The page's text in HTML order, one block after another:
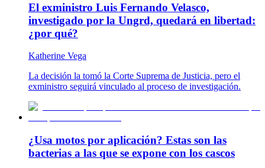
El exministro Luis Fernando Velasco,
investigado por la Ungrd, quedará en libertad:
¿por qué?
Katherine Vega
La decisión la tomó la Corte Suprema de Justicia, pero el
exministro seguirá vinculado al proceso de investigación.
¿Usa motos por aplicación? Estas son las
bacterias a las que se expone con los cascos